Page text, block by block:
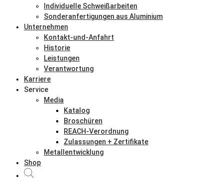
Individuelle Schweißarbeiten
Sonderanfertigungen aus Aluminium
Unternehmen
Kontakt-und-Anfahrt
Historie
Leistungen
Verantwortung
Karriere
Service
Media
Katalog
Broschüren
REACH-Verordnung
Zulassungen + Zertifikate
Metallentwicklung
Shop